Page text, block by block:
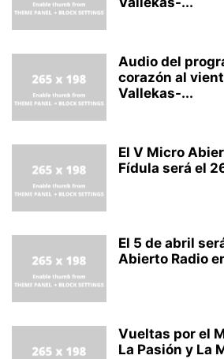
Audio del
corazón al
Vallekas-...
El V Micro
Fídula será el
El 5 de abril
Abierto Radio
Vueltas por el
La Pasión y La